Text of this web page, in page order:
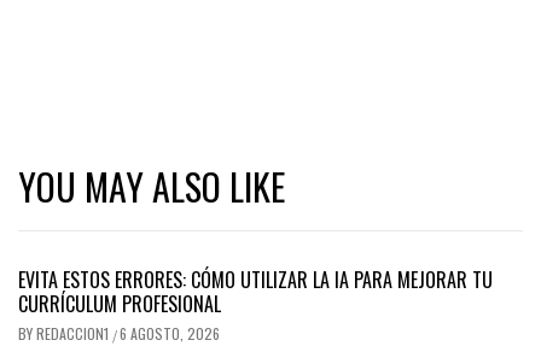
YOU MAY ALSO LIKE
EVITA ESTOS ERRORES: CÓMO UTILIZAR LA IA PARA MEJORAR TU
CURRÍCULUM PROFESIONAL
BYREDACCION1 /6 AGOSTO, 2026